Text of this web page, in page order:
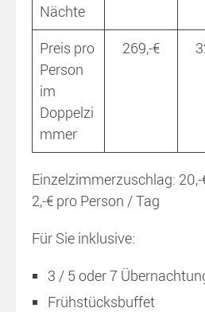
Nächte
Preis pro
Person
im
Doppelzi
mmer
269,-€
Einzelzimmerzuschlag:
2,-€ pro Person / Tag
Für Sie inklusive:
3 / 5 oder 7
Frühstücksbuffet